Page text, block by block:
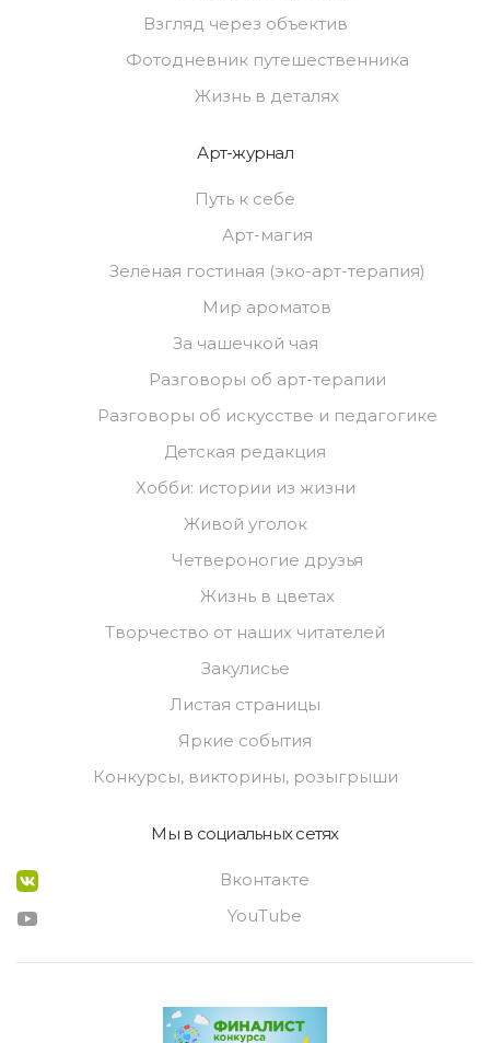
Взгляд через объектив
Фотодневник путешественника
Жизнь в деталях
Арт-журнал
Путь к себе
Арт-магия
Зелёная гостиная (эко-арт-терапия)
Мир ароматов
За чашечкой чая
Разговоры об арт-терапии
Разговоры об искусстве и педагогике
Детская редакция
Хобби: истории из жизни
Живой уголок
Четвероногие друзья
Жизнь в цветах
Творчество от наших читателей
Закулисье
Листая страницы
Яркие события
Конкурсы, викторины, розыгрыши
Мы в социальных сетях
Вконтакте
YouTube